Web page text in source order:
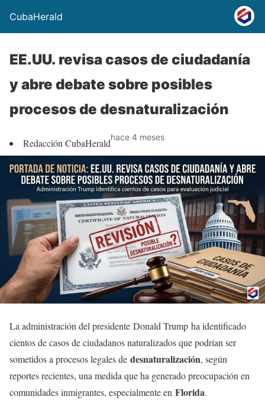
CubaHerald
EE.UU. revisa casos de ciudadanía
y abre debate sobre posibles
procesos de desnaturalización
Redacción CubaHeraldhace 4 meses
La administración del presidente Donald Trump ha identificado
cientos de casos de ciudadanos naturalizados que podrían ser
sometidos a procesos legales de desnaturalización, según
reportes recientes, una medida que ha generado preocupación en
comunidades inmigrantes, especialmente en Florida.